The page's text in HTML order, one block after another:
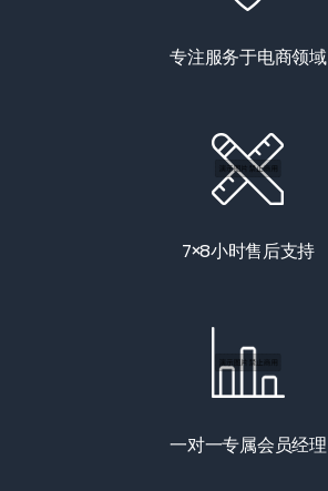
专注服务于电商领域
7×8小时售后支持
一对一专属会员经理